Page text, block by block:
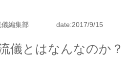
編集部 date:2017/9/15
儀とはなんなのか？